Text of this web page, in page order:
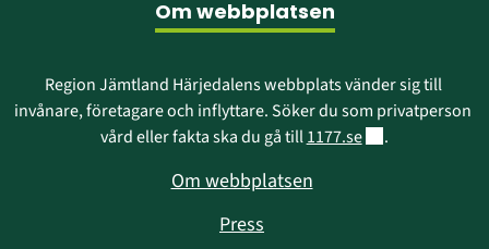
Om webbplatsen
Region Jämtland Härjedalens webbplats vänder sig till
invånare, företagare och inflyttare. Söker du som privatperson
vård eller fakta ska du gå till 1177.seLänk till annan
.
Om webbplatsen
Press